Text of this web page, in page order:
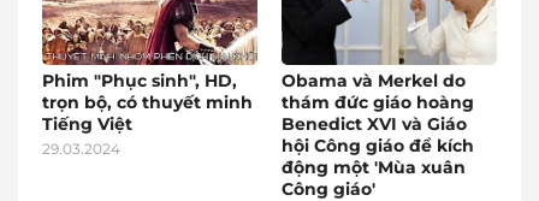
Phim "Phục sinh", HD,
trọn bộ, có thuyết minh
Tiếng Việt
29.03.2024
Obama và Merkel do
thám đức giáo hoàng
Benedict XVI và Giáo
hội Công giáo để kích
động một 'Mùa xuân
Công giáo'